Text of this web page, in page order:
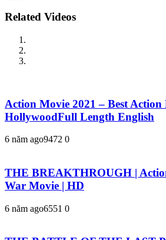
Related Videos
Action Movie 2021 – Best Action
HollywoodFull Length English
6 năm ago9472 0
THE BREAKTHROUGH |
War Movie | HD
6 năm ago6551 0